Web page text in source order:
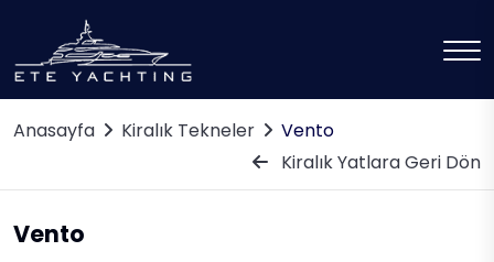
Anasayfa Kiralık Tekneler
Vento
Kiralık Yatlara Geri Dön
Vento